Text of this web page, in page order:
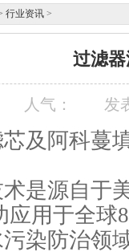
行业资讯 >
过滤
人气： 发
及阿科蔓
是源自于
应用于全球
染防治领